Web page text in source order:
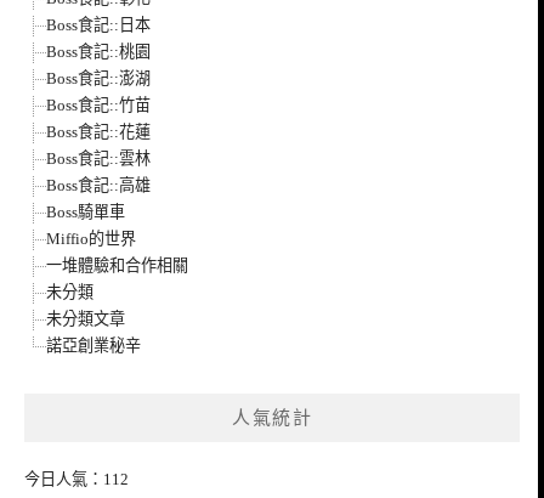
Boss食記::日本
Boss食記::桃園
Boss食記::澎湖
Boss食記::竹苗
Boss食記::花蓮
Boss食記::雲林
Boss食記::高雄
Boss騎單車
Miffio的世界
一堆體驗和合作相關
未分類
未分類文章
諾亞創業秘辛
人氣統計
今日人氣：112